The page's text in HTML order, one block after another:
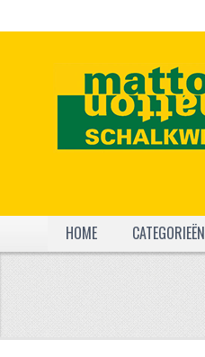
HOME
CATEGORIEËN